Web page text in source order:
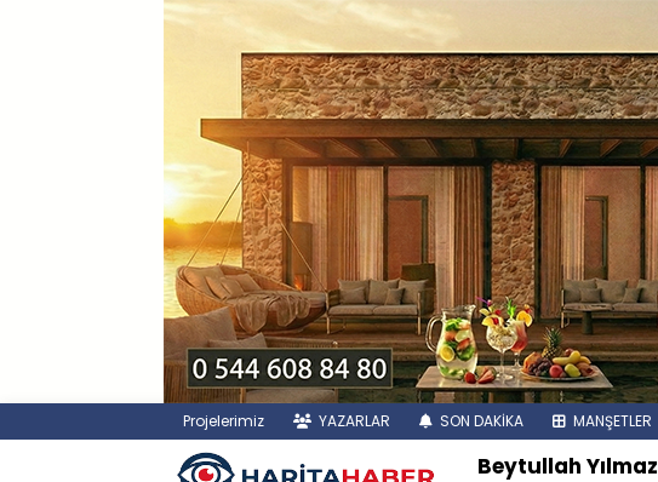
Projelerimiz YAZARLAR SON DAKİKA MANŞETLER
Beytullah Yılmaz